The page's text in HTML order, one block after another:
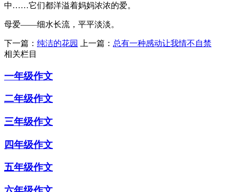
中……它们都洋溢着妈妈浓浓的爱。
母爱——细水长流，平平淡淡。
下一篇： 纯洁的花园 上一篇： 总有一种感动让我情不自禁
相关栏目
一年级作文
二年级作文
三年级作文
四年级作文
五年级作文